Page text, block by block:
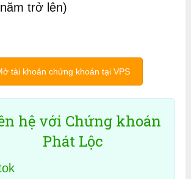
trở lên)
tài khoản chứng khoán tại VPS
hệ với Chứng khoán
Phát Lộc